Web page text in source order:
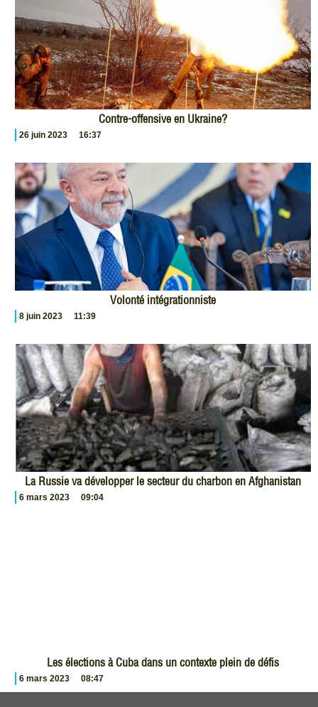
Contre-offensive en Ukraine?
26 juin 2023 16:37
Volonté intégrationniste
8 juin 2023 11:39
La Russie va développer le secteur du charbon en Afghanistan
6 mars 2023 09:04
Les élections à Cuba dans un contexte plein de défis
6 mars 2023 08:47